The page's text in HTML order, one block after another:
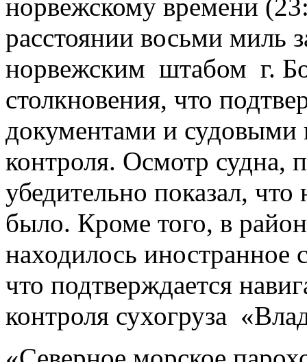
норвежскому времени
расстоянии восьми миль
норвежским штабом г.
столкновения, что
документами и
контроля. Осмотр судна,
убедительно показал,
было. Кроме того, в
находилось
что подтверждается
контроля сухогруза